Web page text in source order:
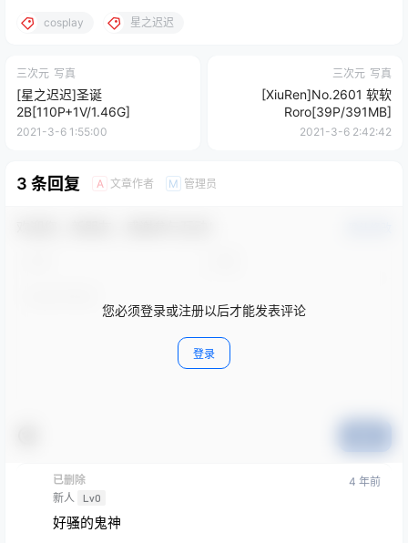
cosplay 星之迟迟
三次元 写真
[星之迟迟]圣诞
2B[110P+1V/1.46G]
2021-3-6 1:55:00
三次元 写真
[XiuRen]No.2601 软软
Roro[39P/391MB]
2021-3-6 2:42:42
3 条回复 A 文章作者 M 管理员
您必须登录或注册以后才能发表评论
登录
已删除
新人 Lv0
4 年前
好骚的鬼神